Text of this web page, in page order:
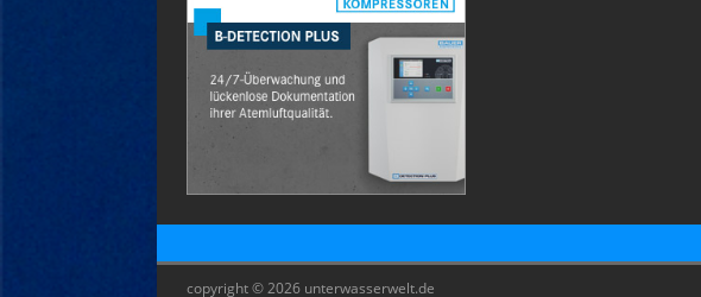
copyright © 2026 unterwasserwelt.de